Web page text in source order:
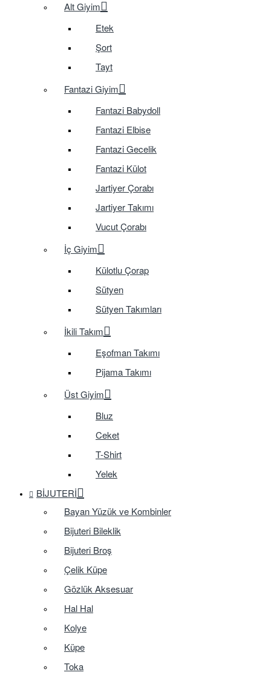
Alt Giyim
Etek
Şort
Tayt
Fantazi Giyim
Fantazi Babydoll
Fantazi Elbise
Fantazi Gecelik
Fantazi Külot
Jartiyer Çorabı
Jartiyer Takımı
Vucut Çorabı
İç Giyim
Külotlu Çorap
Sütyen
Sütyen Takımları
İkili Takım
Eşofman Takımı
Pijama Takımı
Üst Giyim
Bluz
Ceket
T-Shirt
Yelek
BIJUTERI
Bayan Yüzük ve Kombinler
Bijuteri Bileklik
Bijuteri Broş
Çelik Küpe
Gözlük Aksesuar
Hal Hal
Kolye
Küpe
Toka